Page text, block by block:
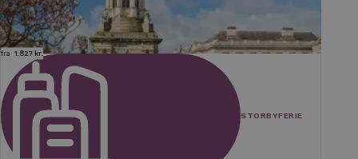
fra 1.827 kr.
STORBYFERIE